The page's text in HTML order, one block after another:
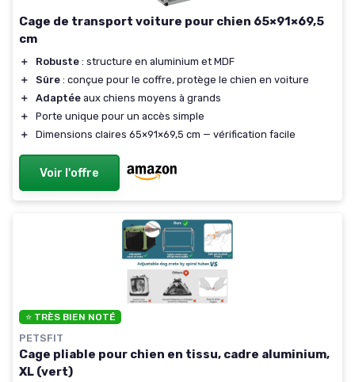
Cage de transport voiture pour chien 65×91×69,5
cm
＋ Robuste : structure en aluminium et MDF
＋
Sûre : conçue pour le coffre, protège le chien en voiture
＋
Adaptée aux chiens moyens à grands
＋
Porte unique pour un accès simple
＋
Dimensions claires 65×91×69,5 cm — vérification facile
Voir l'offre
⭐ TRÈS BIEN NOTÉ
PETSFIT
Cage pliable pour chien en tissu, cadre aluminium,
XL (vert)